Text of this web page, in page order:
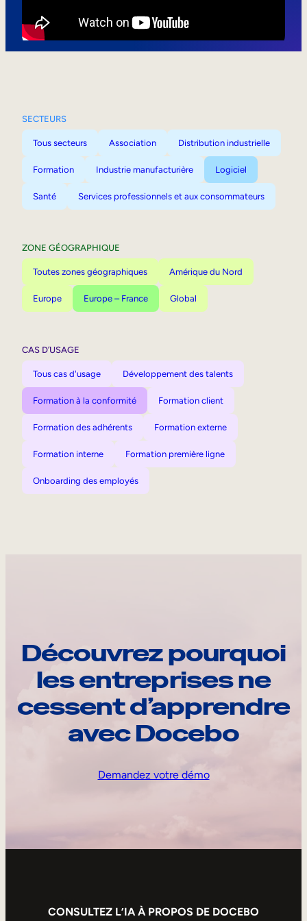
SECTEURS
Tous secteurs Association Distribution industrielle
Formation Industrie manufacturière Logiciel
Santé Services professionnels et aux consommateurs
ZONE GÉOGRAPHIQUE
Toutes zones géographiques Amérique du Nord
Europe Europe – France Global
CAS D’USAGE
Tous cas d'usage Développement des talents
Formation à la conformité Formation client
Formation des adhérents Formation externe
Formation interne Formation première ligne
Onboarding des employés
Découvrez pourquoi
les entreprises ne
cessent d’apprendre
avec Docebo
Demandez votre démo
CONSULTEZ L’IA À PROPOS DE DOCEBO